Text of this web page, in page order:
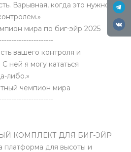
Взрывная, когда это нужно —
мира по биг-эйр 2025
вашего контроля и
ней я могу кататься
либо.»
чемпион мира
КОМПЛЕКТ ДЛЯ БИГ-ЭЙР
платформа для высоты и